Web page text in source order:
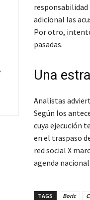
adicional las
Por otro,
pasadas.
Una
Analistas
Según los
cuya ejecución
en el traspaso
red social X
agenda
TAGS Boric